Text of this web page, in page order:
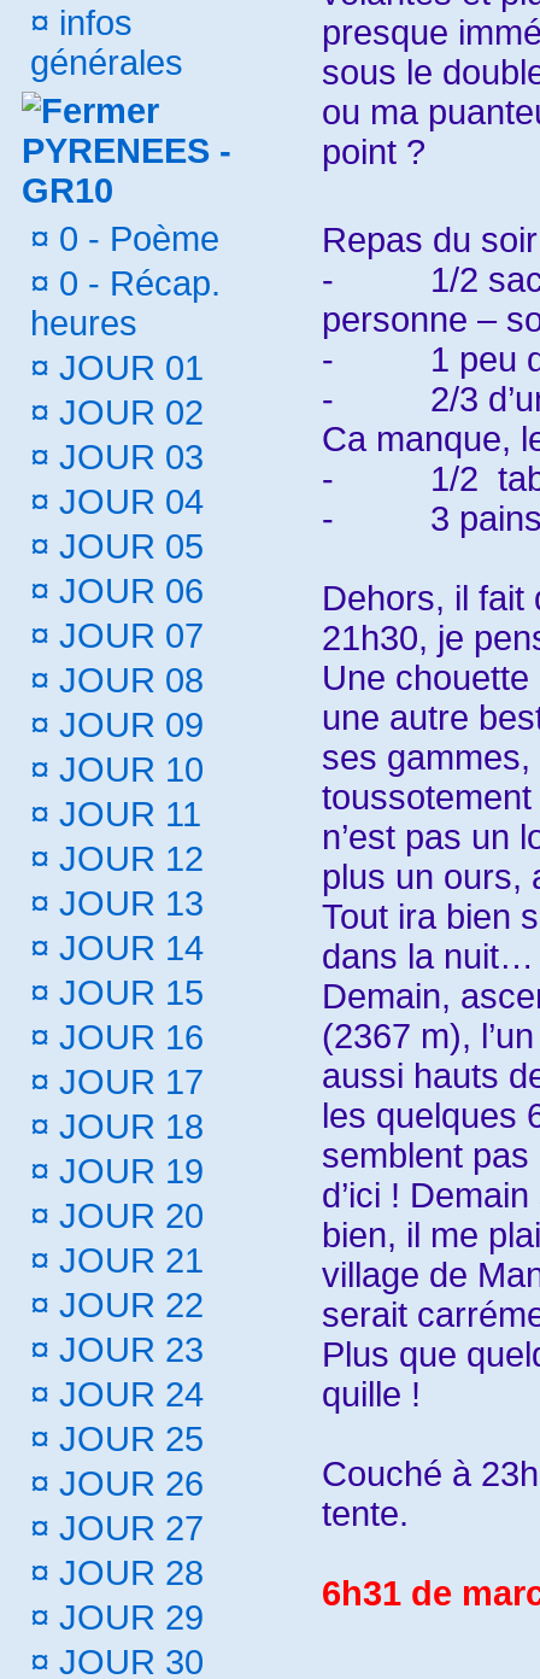
¤ infos
générales
PYRENEES -
GR10
¤ 0 - Poème
¤ 0 - Récap.
heures
¤ JOUR 01
¤ JOUR 02
¤ JOUR 03
¤ JOUR 04
¤ JOUR 05
¤ JOUR 06
¤ JOUR 07
¤ JOUR 08
¤ JOUR 09
¤ JOUR 10
¤ JOUR 11
¤ JOUR 12
¤ JOUR 13
¤ JOUR 14
¤ JOUR 15
¤ JOUR 16
¤ JOUR 17
¤ JOUR 18
¤ JOUR 19
¤ JOUR 20
¤ JOUR 21
¤ JOUR 22
¤ JOUR 23
¤ JOUR 24
¤ JOUR 25
¤ JOUR 26
¤ JOUR 27
¤ JOUR 28
¤ JOUR 29
¤ JOUR 30
presque
sous le
ou ma
point ?
Repas du
-
1/2
personne –
-
1 peu
-
2/3
Ca manque,
-
1/2
-
3
Dehors, il fait
21h30, je
Une
une autre
ses
n’est pas un
plus un ours,
Tout ira bien
dans la nuit…
Demain,
(2367 m),
aussi hauts
les quelques
semblent
d’ici !
bien, il me
village de
serait
Plus que
quille !
Couché à
tente.
6h31 de